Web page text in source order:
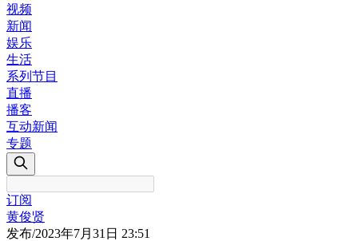
视频
新闻
娱乐
生活
系列节目
直播
播客
互动新闻
专题
订阅
黄俊贤
发布/2023年7月31日 23:51